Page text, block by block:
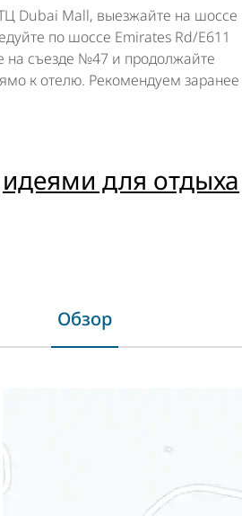
Dubai Mall, выезжайте на шоссе
по шоссе Emirates Rd/E611
на съезде №47 и продолжайте
к отелю. Рекомендуем заранее
идеями для отдыха
Обзор